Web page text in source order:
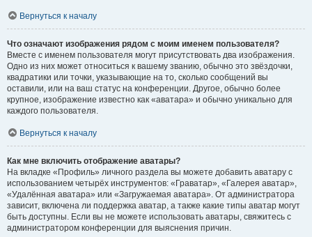
Вернуться к началу
Что означают изображения рядом с моим именем пользователя?
Вместе с именем пользователя могут присутствовать два изображения.
Одно из них может относиться к вашему званию, обычно это звёздочки,
квадратики или точки, указывающие на то, сколько сообщений вы
оставили, или на ваш статус на конференции. Другое, обычно более
крупное, изображение известно как «аватара» и обычно уникально для
каждого пользователя.
Вернуться к началу
Как мне включить отображение аватары?
На вкладке «Профиль» личного раздела вы можете добавить аватару с
использованием четырёх инструментов: «Граватар», «Галерея аватар»,
«Удалённая аватара» или «Загружаемая аватара». От администратора
зависит, включена ли поддержка аватар, а также какие типы аватар могут
быть доступны. Если вы не можете использовать аватары, свяжитесь с
администратором конференции для выяснения причин.